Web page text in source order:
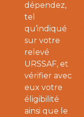
dépendez,
tel
qu’indiqué
sur votre
relevé
URSSAF, et
vérifier avec
eux votre
éligibilité
ainsi que le